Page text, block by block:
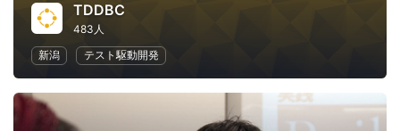
TDDBC
483人
新潟
テスト駆動開発